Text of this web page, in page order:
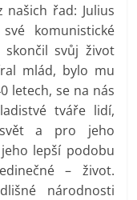
našich řad: Julius
komunistické
skončil svůj život
mlád, bylo mu
letech, se na nás
tváře lidí,
a pro jeho
lepší podobu
– život.
národnosti